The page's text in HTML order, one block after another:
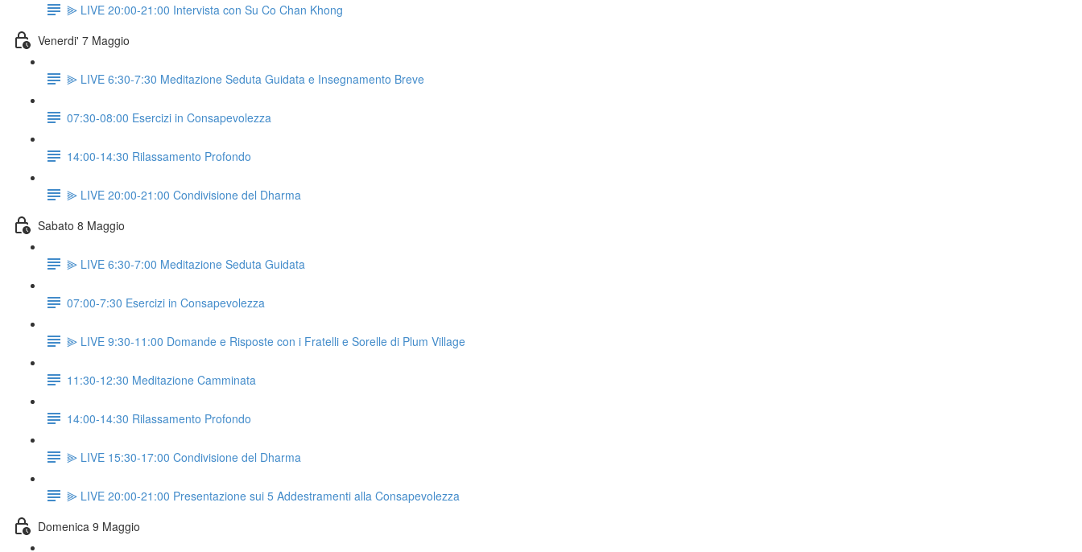
⫸ LIVE 20:00-21:00 Intervista con Su Co Chan Khong
Venerdi' 7 Maggio
⫸ LIVE 6:30-7:30 Meditazione Seduta Guidata e Insegnamento Breve
07:30-08:00 Esercizi in Consapevolezza
14:00-14:30 Rilassamento Profondo
⫸ LIVE 20:00-21:00 Condivisione del Dharma
Sabato 8 Maggio
⫸ LIVE 6:30-7:00 Meditazione Seduta Guidata
07:00-7:30 Esercizi in Consapevolezza
⫸ LIVE 9:30-11:00 Domande e Risposte con i Fratelli e Sorelle di Plum Village
11:30-12:30 Meditazione Camminata
14:00-14:30 Rilassamento Profondo
⫸ LIVE 15:30-17:00 Condivisione del Dharma
⫸ LIVE 20:00-21:00 Presentazione sui 5 Addestramenti alla Consapevolezza
Domenica 9 Maggio